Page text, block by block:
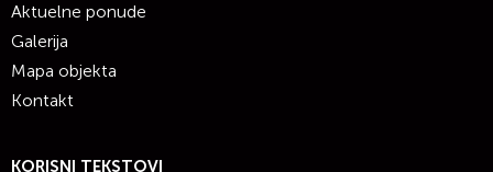
Aktuelne ponude
Galerija
Mapa objekta
Kontakt
KORISNI TEKSTOVI